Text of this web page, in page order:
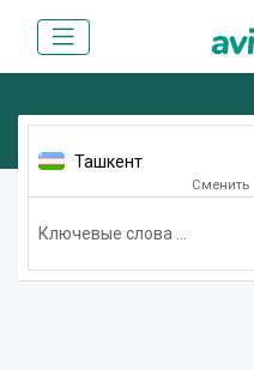
Ташкент
Сменить